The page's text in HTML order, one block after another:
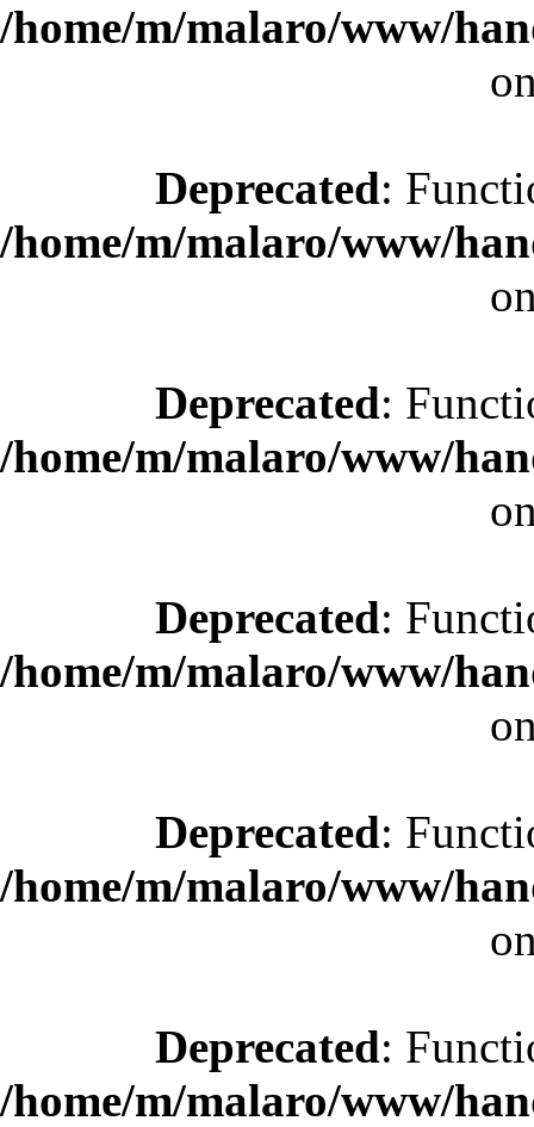
/home/m/malaro/www/
Deprecated:
/home/m/malaro/www/
Deprecated:
/home/m/malaro/www/
Deprecated:
/home/m/malaro/www/
Deprecated:
/home/m/malaro/www/
Deprecated:
/home/m/malaro/www/